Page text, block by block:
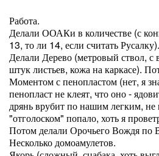
Работа.
Делали ООАКи в количестве (с
13, то ли 14, если считать Русалку).
Делали Дерево (метровый ствол,
штук листьев, кожа на каркасе).
Моментом с пенопластом (нет, я
пенопласт не клеят, что оно -
дрянь врубит по нашим легким,
"отголоском" попало, хоть я
Потом делали Орочьего Вождя по
Несколько домоамулетов.